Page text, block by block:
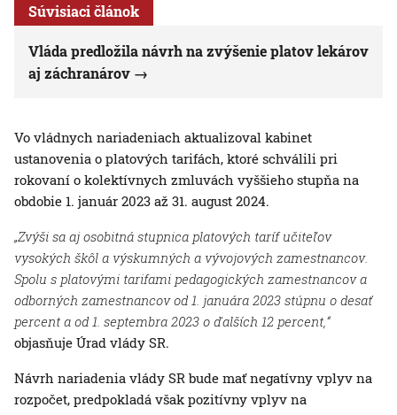
Súvisiaci článok
Vláda predložila návrh na zvýšenie platov lekárov
aj záchranárov
Vo vládnych nariadeniach aktualizoval kabinet
ustanovenia o platových tarifách, ktoré schválili pri
rokovaní o kolektívnych zmluvách vyššieho stupňa na
obdobie 1. január 2023 až 31. august 2024.
„Zvýši sa aj osobitná stupnica platových taríf učiteľov
vysokých škôl a výskumných a vývojových zamestnancov.
Spolu s platovými tarifami pedagogických zamestnancov a
odborných zamestnancov od 1. januára 2023 stúpnu o desať
percent a od 1. septembra 2023 o ďalších 12 percent,“
objasňuje Úrad vlády SR.
Návrh nariadenia vlády SR bude mať negatívny vplyv na
rozpočet, predpokladá však pozitívny vplyv na